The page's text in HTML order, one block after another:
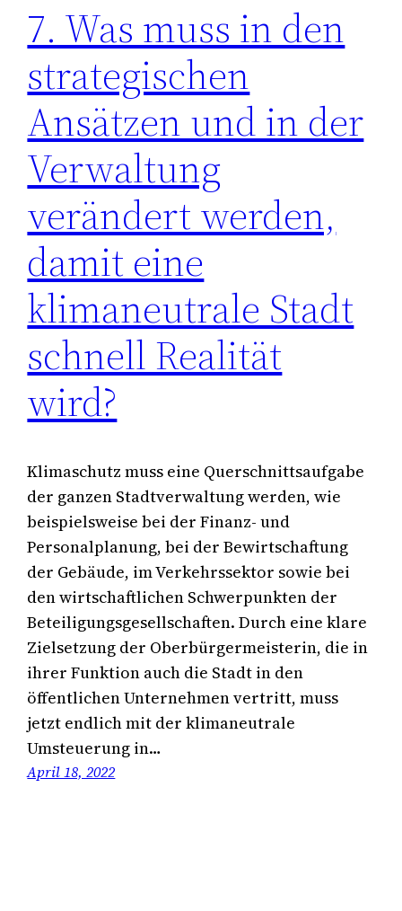
7. Was muss in den
strategischen
Ansätzen und in der
Verwaltung
verändert werden,
damit eine
klimaneutrale Stadt
schnell Realität
wird?
Klimaschutz muss eine Querschnittsaufgabe
der ganzen Stadtverwaltung werden, wie
beispielsweise bei der Finanz- und
Personalplanung, bei der Bewirtschaftung
der Gebäude, im Verkehrssektor sowie bei
den wirtschaftlichen Schwerpunkten der
Beteiligungsgesellschaften. Durch eine klare
Zielsetzung der Oberbürgermeisterin, die in
ihrer Funktion auch die Stadt in den
öffentlichen Unternehmen vertritt, muss
jetzt endlich mit der klimaneutrale
Umsteuerung in…
April 18, 2022